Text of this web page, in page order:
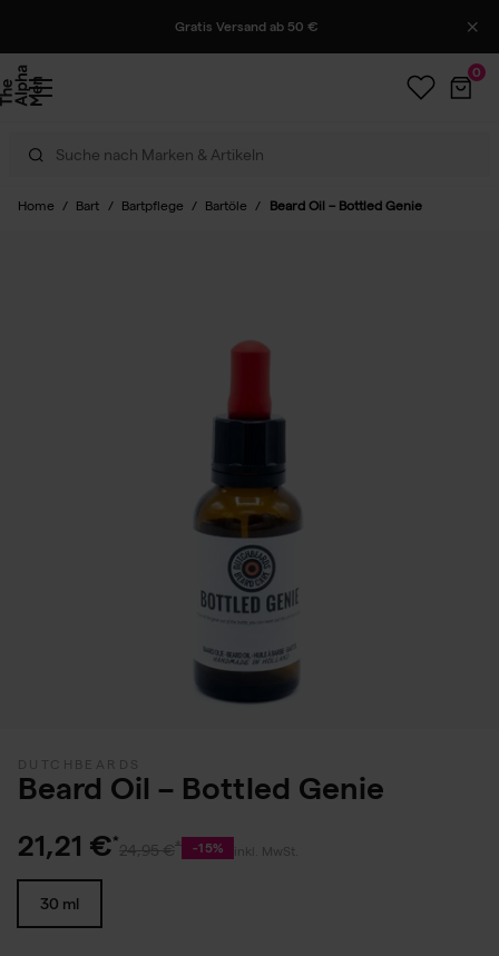
Gratis Versand ab 50 €
0
Home / Bart / Bartpflege / Bartöle / Beard Oil – Bottled Genie
DUTCHBEARDS
Beard Oil – Bottled Genie
21,21 € 24,95 € -15% inkl. MwSt.
30 ml